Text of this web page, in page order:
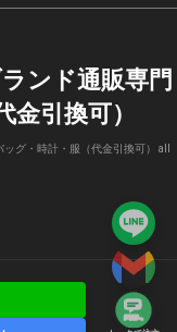
ンド通販専門
引換可）
グ・時計・服（代金引換可） all